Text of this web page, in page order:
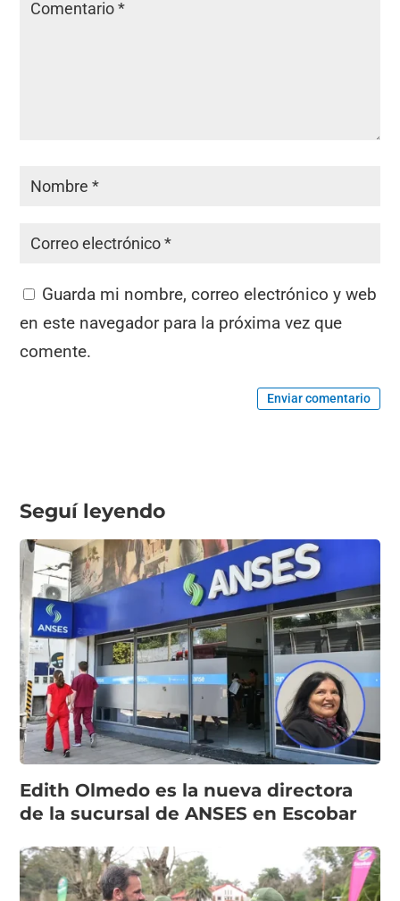
Guarda mi nombre, correo electrónico y web
en este navegador para la próxima vez que
comente.
Enviar comentario
Seguí leyendo
Edith Olmedo es la nueva directora
de la sucursal de ANSES en Escobar